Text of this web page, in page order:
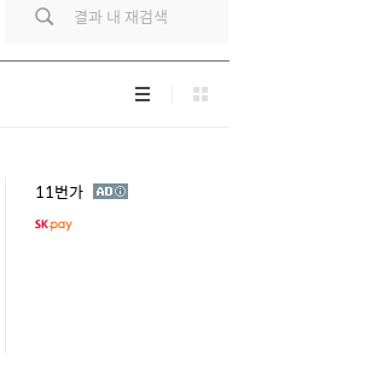
리
스
그
리
11번가 광